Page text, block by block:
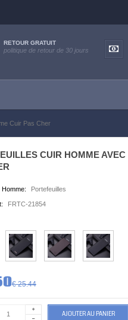
RETOUR GRATUIT
politique de retour de 30 jours
Cuir Pas Cher
CUIR HOMME
Portefeuilles
FRTC-21854
€ 25.44
AJOUTER AU PANIER